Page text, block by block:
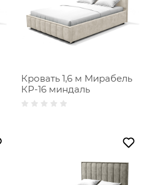
Кровать 1,6 м Мирабель
КР-16 миндаль